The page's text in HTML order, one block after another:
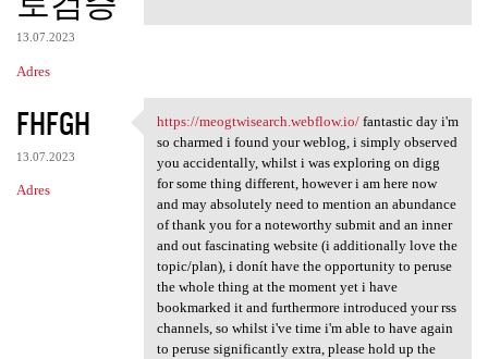
13.07.2023
Adres
FHFGH
13.07.2023
Adres
https://meogtwisearch.webflow
https://meogtwisearch.webflow.io/fantastic day i'm
so charmed i found your weblog, i simply observed
you accidentally, whilst i was exploring on digg
for some thing different, however i am here now
and may absolutely need to mention an abundance
of thank you for a noteworthy submit and an inner
and out fascinating website (i additionally love the
topic/plan), i donít have the opportunity to peruse
the whole thing at the moment yet i have
bookmarked it and furthermore introduced your rss
channels, so whilst i've time i'm able to have again
to peruse significantly extra, please hold up the